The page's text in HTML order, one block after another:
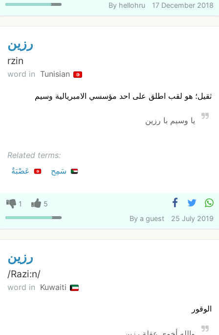
By hellohru 17 December 2018
رزين
rzin
word in Tunisian
ثقيل؛ هو لقب اطلق على احد مؤسسي الامبريالية وسيم
يا وسيم با رزين
Related terms:
عَصْبَةٌ
سَمِح
1
5
By a guest 25 July 2019
رزين
/‏Razi:n/
word in Kuwaiti
الوقور